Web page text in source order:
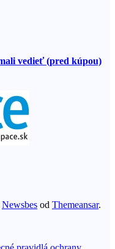
vedieť (pred kúpou)
Newsbes od Themeansar.